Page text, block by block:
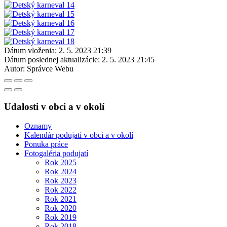
Dátum vloženia: 2. 5. 2023 21:39
Dátum poslednej aktualizácie: 2. 5. 2023 21:45
Autor: Správce Webu
Udalosti v obci a v okolí
Oznamy
Kalendár podujatí v obci a v okolí
Ponuka práce
Fotogaléria podujatí
Rok 2025
Rok 2024
Rok 2023
Rok 2022
Rok 2021
Rok 2020
Rok 2019